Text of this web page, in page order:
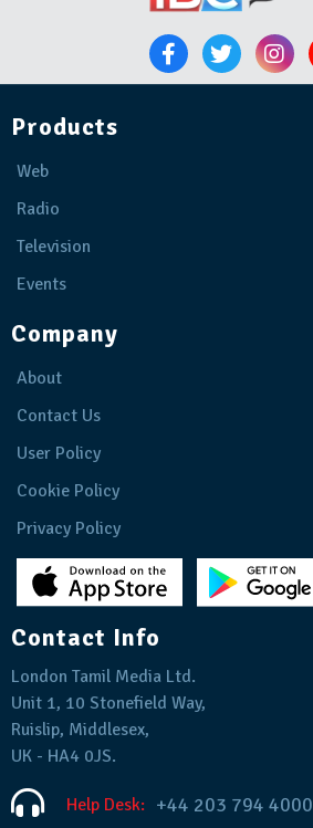
Products
Web
Radio
Television
Events
Company
About
Contact Us
User Policy
Cookie Policy
Privacy Policy
Contact Info
London Tamil Media Ltd.
Unit 1, 10 Stonefield Way,
Ruislip, Middlesex,
UK - HA4 0JS.
Help Desk: +44 203 794 4000